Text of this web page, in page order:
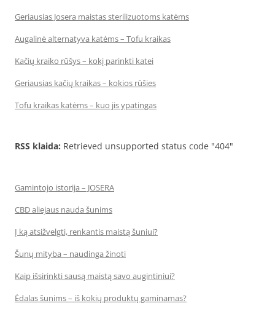
Geriausias Josera maistas sterilizuotoms katėms
Augalinė alternatyva katėms – Tofu kraikas
Kačių kraiko rūšys – kokį parinkti katei
Geriausias kačių kraikas – kokios rūšies
Tofu kraikas katėms – kuo jis ypatingas
RSS klaida: Retrieved unsupported status code "404"
Gamintojo istorija – JOSERA
CBD aliejaus nauda šunims
Į ką atsižvelgti, renkantis maistą šuniui?
Šunų mityba – naudinga žinoti
Kaip išsirinkti sausą maistą savo augintiniui?
Ėdalas šunims – iš kokių produktų gaminamas?